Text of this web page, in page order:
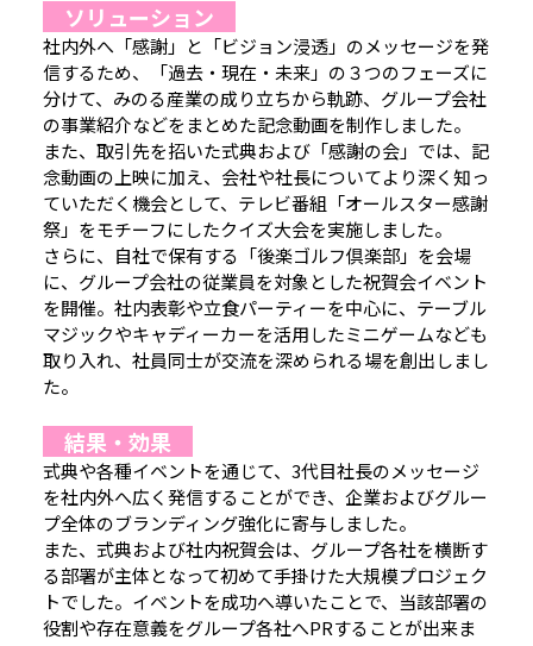
ソリューション
社内外へ「感謝」と「ビジョン浸透」のメッセージを発
信するため、「過去・現在・未来」の３つのフェーズに
分けて、みのる産業の成り立ちから軌跡、グループ会社
の事業紹介などをまとめた記念動画を制作しました。
また、取引先を招いた式典および「感謝の会」では、記
念動画の上映に加え、会社や社長についてより深く知っ
ていただく機会として、テレビ番組「オールスター感謝
祭」をモチーフにしたクイズ大会を実施しました。
さらに、自社で保有する「後楽ゴルフ倶楽部」を会場
に、グループ会社の従業員を対象とした祝賀会イベント
を開催。社内表彰や立食パーティーを中心に、テーブル
マジックやキャディーカーを活用したミニゲームなども
取り入れ、社員同士が交流を深められる場を創出しまし
た。
結果・効果
式典や各種イベントを通じて、3代目社長のメッセージ
を社内外へ広く発信することができ、企業およびグルー
プ全体のブランディング強化に寄与しました。
また、式典および社内祝賀会は、グループ各社を横断す
る部署が主体となって初めて手掛けた大規模プロジェク
トでした。イベントを成功へ導いたことで、当該部署の
役割や存在意義をグループ各社へPRすることが出来ま